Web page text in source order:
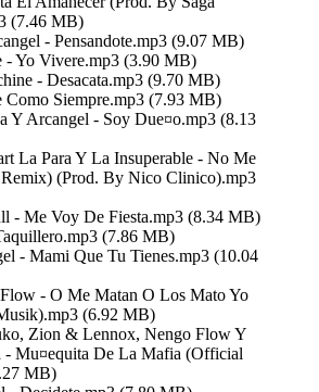
(7.46 MB)
- Pensandote.mp3 (9.07 MB)
- Yo Vivere.mp3 (3.90 MB)
- Desacata.mp3 (9.70 MB)
Como Siempre.mp3 (7.93 MB)
Y Arcangel - Soy Due¤o.mp3 (8.13
La Para Y La Insuperable - No Me
(Prod. By Nico Clinico).mp3
- Me Voy De Fiesta.mp3 (8.34 MB)
(7.86 MB)
- Mami Que Tu Tienes.mp3 (10.04
- O Me Matan O Los Mato Yo
(6.92 MB)
Zion & Lennox, Nengo Flow Y
- Mu¤equita De La Mafia (Official
MB)